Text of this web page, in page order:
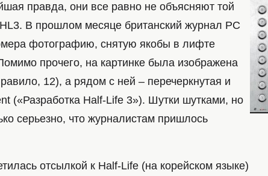
правда, они все равно не объясняют той
В прошлом месяце британский журнал PC
фотографию, снятую якобы в лифте
прочего, на картинке была изображена
12), а рядом с ней – перечеркнутая и
(«Разработка Half-Life 3»). Шутки шутками, но
серьезно, что журналистам пришлось
отсылкой к Half-Life (на корейском языке)